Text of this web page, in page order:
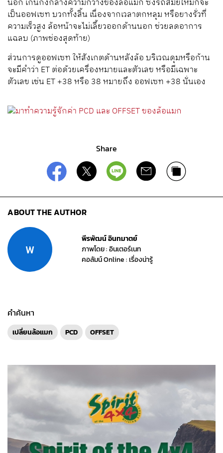
เป็นออฟเซท บวกทั้งสิ้น เนื่องจากเวลาตกหลุม หรือยางรั่วที่
ความเร็วสูง ล้อหน้าจะไม่เลี้ยวออกด้านนอก ช่วยลดอาการ
แฉลบ (ภาพช่องสุดท้าย)
ส่วนการดูออฟเซท ให้สังเกตด้านหลังล้อ บริเวณดุมหรือก้าน
จะมีคำว่า ETต่อด้วยเครื่องหมายและตัวเลข หรือมีเฉพาะ
ตัวเลข เช่น ET +38หรือ 38หมายถึง ออฟเซท +38นั่นเอง
Share
ABOUT THE AUTHOR
พ
พีรพัฒน์ อินทมาตย์
ภาพโดย : อินเตอร์เนท
คอลัมน์ Online : เรื่องน่ารู้
คำค้นหา
เปลี่ยนล้อแมก PCD OFFSET